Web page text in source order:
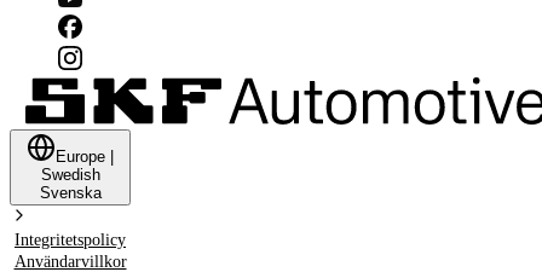
Europe
Swedish
Svenska
Integritetspolicy
Användarvillkor